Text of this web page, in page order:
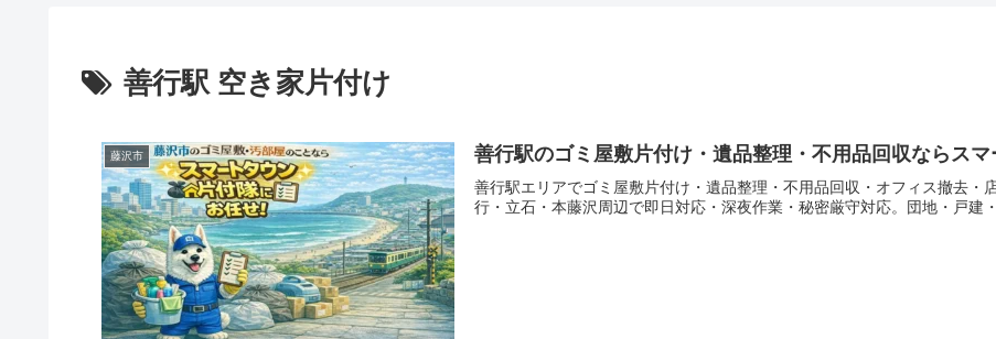
善行駅 空き家片付け
藤沢市 善行駅のゴミ屋敷片付け・遺品整理・不用品回収ならス
善行駅エリアでゴミ屋敷片付け・遺品整理・不用品回収・オフィス撤去・
行・立石・本藤沢周辺で即日対応・深夜作業・秘密厳守対応。団地・戸建